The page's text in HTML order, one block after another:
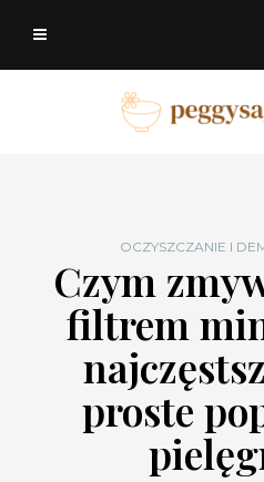
OCZYSZCZANIE I
Czym
filtrem
proste